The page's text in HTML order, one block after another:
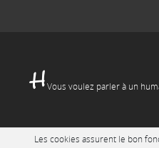
Vous voulez parler à un
Les cookies assurent le bon